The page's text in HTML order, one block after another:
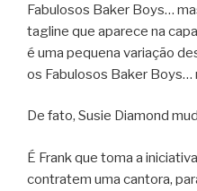
Fabulosos Baker Boys…
tagline que aparece na
é uma pequena variação
os Fabulosos Baker Boys…
De fato, Susie Diamond
É Frank que toma a
contratem uma cantora,